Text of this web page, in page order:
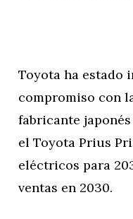
Toyota ha estado
compromiso con
fabricante
el Toyota Prius
eléctricos para
ventas en 2030.